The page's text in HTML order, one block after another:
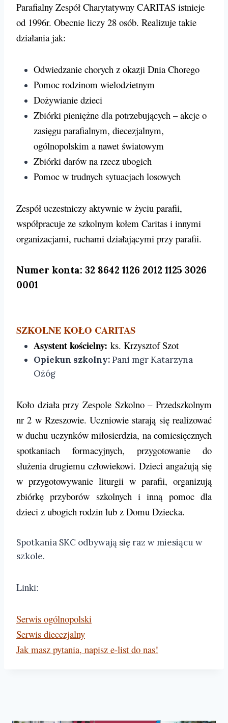
Parafialny Zespół Charytatywny CARITAS istnieje
od 1996r. Obecnie liczy 28 osób. Realizuje takie
działania jak:
Odwiedzanie chorych z okazji Dnia Chorego
Pomoc rodzinom wielodzietnym
Dożywianie dzieci
Zbiórki pieniężne dla potrzebujących – akcje o
zasięgu parafialnym, diecezjalnym,
ogólnopolskim a nawet światowym
Zbiórki darów na rzecz ubogich
Pomoc w trudnych sytuacjach losowych
Zespół uczestniczy aktywnie w życiu parafii,
współpracuje ze szkolnym kołem Caritas i innymi
organizacjami, ruchami działającymi przy parafii.
Numer konta: 32 8642 1126 2012 1125 3026
0001
SZKOLNE KOŁO CARITAS
Asystent kościelny: ks. Krzysztof Szot
Opiekun szkolny:Pani mgr Katarzyna
Ożóg
Koło działa przy Zespole Szkolno – Przedszkolnym
nr 2 w Rzeszowie. Uczniowie starają się realizować
w duchu uczynków miłosierdzia, na comiesięcznych
spotkaniach formacyjnych, przygotowanie do
służenia drugiemu człowiekowi. Dzieci angażują się
w przygotowywanie liturgii w parafii, organizują
zbiórkę przyborów szkolnych i inną pomoc dla
dzieci z ubogich rodzin lub z Domu Dziecka.
Spotkania SKC odbywają się raz w miesiącu w
szkole.
Linki:
Serwis ogólnopolski
Serwis diecezjalny
Jak masz pytania, napisz e-list do nas!